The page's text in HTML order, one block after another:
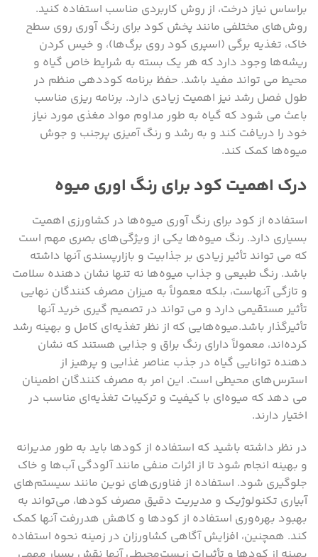
براساس نیاز درخت، از روش کاربردی مناسب استفاده کنید.
روش‌های مختلفی مانند پخش کود برای رنگ آوری روی سطح
خاک، تغذیه برگی (اسپری کود روی برگ‌ها)، و خیس کردن
ریشه‌ها وجود دارد که هر یک بسته به شرایط خاص گیاه و
محیط می‌ تواند مفید باشد. حفظ برنامه کوددهی منظم در
طول فصل رشد نیز اهمیت زیادی دارد. برنامه ‌ریزی مناسب
باعث می ‌شود که گیاه به طور مداوم مواد مغذی مورد نیاز
خود را دریافت کند و به رشد و رنگ ‌آمیزی پرجنب و جوش
میوه‌ها کمک کند.
درک اهمیت کود برای رنگ اوری میوه
استفاده از کود برای رنگ آوری میوه‌ها در کشاورزی اهمیت
بسیاری دارد. رنگ میوه‌ها یکی از ویژگی‌های بصری مهم است
که می ‌تواند تأثیر زیادی بر جذابیت و بازارپسندی آنها داشته
باشد. رنگ طبیعی و جذاب میوه‌ها نه تنها نشان ‌دهنده سلامت
و تازگی آنهاست، بلکه معمولاً به میزان مصرف ‌کنندگان نهایی
تأثیر مستقیمی دارد و می تواند در تصمیم‌ گیری خرید آنها
تأثیرگذار باشد.میوه‌هایی که از نظر تغذیه‌ای کامل و بهینه رشد
کرده‌اند، معمولاً دارای رنگ براق و جذابی هستند که نشان‌
دهنده توانایی گیاه در جذب عناصر غذایی و پرهیز از
استرس‌های محیطی است. این امر به مصرف ‌کنندگان اطمینان
می ‌دهد که میوه‌ای با کیفیت و ترکیبات تغذیه‌ای مناسب در
اختیار دارند.
در نظر داشته باشید که استفاده از کودها باید به طور مدیرانه
و بهینه انجام شود تا از اثرات منفی مانند آلودگی آب‌ها و خاک
جلوگیری شود. استفاده از فناوری‌های نوین مانند سیستم‌های
آبیاری تکنولوژیک و مدیریت دقیق مصرف کودها، می‌تواند به
بهبود بهره‌وری استفاده از کودها و کاهش هدررفت آنها کمک
کند. همچنین، افزایش آگاهی کشاورزان در زمینه نحوه استفاده